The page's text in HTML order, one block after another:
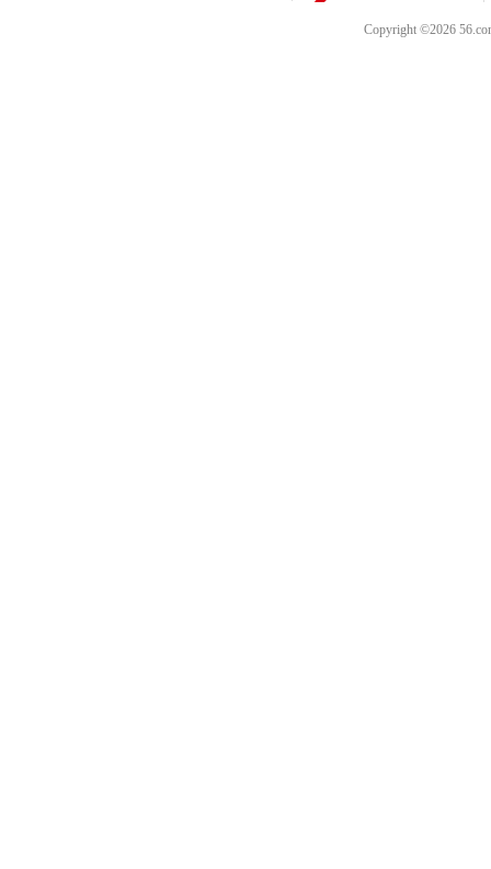
Copyright ©2026